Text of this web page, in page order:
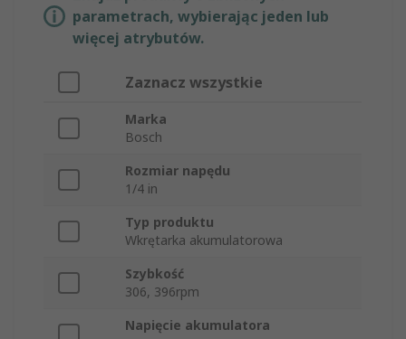
parametrach, wybierając jeden lub
więcej atrybutów.
Zaznacz wszystkie
Marka
Bosch
Rozmiar napędu
1/4 in
Typ produktu
Wkrętarka akumulatorowa
Szybkość
306, 396rpm
Napięcie akumulatora